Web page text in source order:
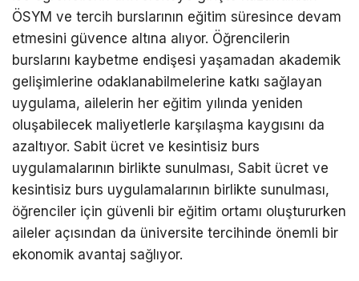
ÖSYM ve tercih burslarının eğitim süresince devam
etmesini güvence altına alıyor. Öğrencilerin
burslarını kaybetme endişesi yaşamadan akademik
gelişimlerine odaklanabilmelerine katkı sağlayan
uygulama, ailelerin her eğitim yılında yeniden
oluşabilecek maliyetlerle karşılaşma kaygısını da
azaltıyor. Sabit ücret ve kesintisiz burs
uygulamalarının birlikte sunulması, Sabit ücret ve
kesintisiz burs uygulamalarının birlikte sunulması,
öğrenciler için güvenli bir eğitim ortamı oluştururken
aileler açısından da üniversite tercihinde önemli bir
ekonomik avantaj sağlıyor.